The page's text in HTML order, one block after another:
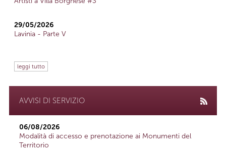
29/05/2026
Lavinia - Parte V
leggi tutto
AVVISI DI SERVIZIO
06/08/2026
Modalità di accesso e prenotazione ai Monumenti del
Territorio